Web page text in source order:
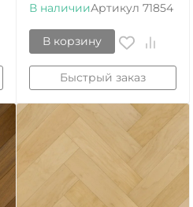
В наличииАртикул 71854
В корзину
Быстрый заказ